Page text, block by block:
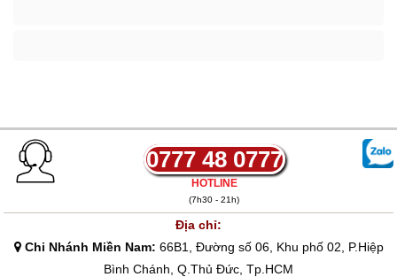
0777 48 0777
HOTLINE
(7h30 - 21h)
Địa chỉ:
Chi Nhánh Miền Nam: 66B1, Đường số 06, Khu phố 02, P.Hiệp
Bình Chánh, Q.Thủ Đức, Tp.HCM